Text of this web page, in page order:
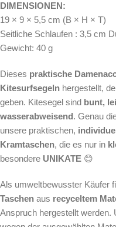
DIMENSIONEN:
19 × 9 × 5,5 cm (B × H × T)
Seitliche Schlaufen : 3,5 cm
Gewicht: 40 g
Dieses praktische
Kitesurfsegeln hergestellt,
geben. Kitesegel sind bunt,
wasserabweisend. Genau
unsere praktischen,
Kramtaschen, die es nur in
besondere UNIKATE 😊
Als umweltbewusster Käufer
Taschen aus recyceltem
Anspruch hergestellt werden.